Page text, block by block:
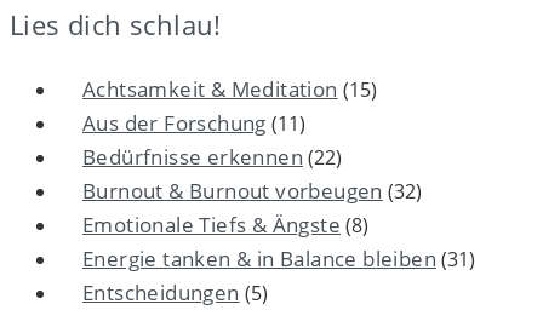
Lies dich schlau!
Achtsamkeit & Meditation (15)
Aus der Forschung (11)
Bedürfnisse erkennen (22)
Burnout & Burnout vorbeugen (32)
Emotionale Tiefs & Ängste (8)
Energie tanken & in Balance bleiben (31)
Entscheidungen (5)